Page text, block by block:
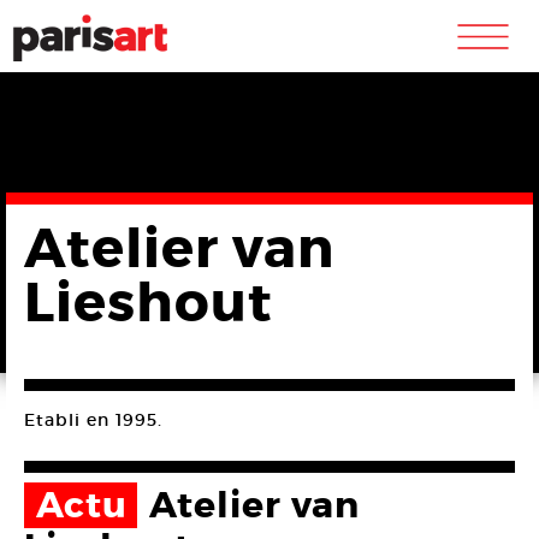
m
Atelier van
Lieshout
Etabli en 1995.
Actu Atelier van